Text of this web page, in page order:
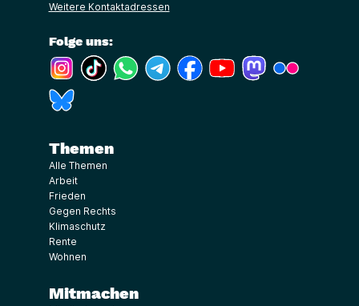
Weitere Kontaktadressen
Folge uns:
(Link öffnet ein neues Fenster)
(Link öffnet ein neues Fenster)
(Link öffnet ein neues Fenster)
(Link öffnet ein neues Fenster)
(Link öffnet ein neues Fenster)
(Link öffnet ein neues
(Link öffnet ein
Themen
Alle Themen
Arbeit
Frieden
Gegen Rechts
Klimaschutz
Rente
Wohnen
Mitmachen